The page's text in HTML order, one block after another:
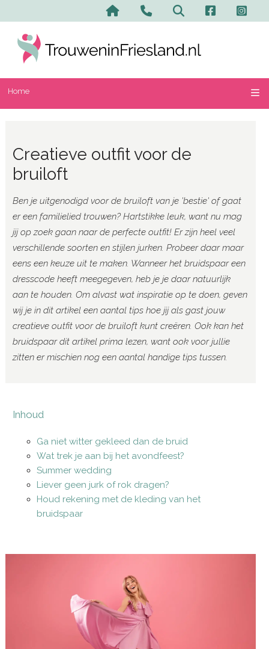
Home Contact en
Zoeken
Home
Creatieve outfit voor de
bruiloft
Ben je uitgenodigd voor de bruiloft van je 'bestie' of gaat
er een familielied trouwen? Hartstikke leuk, want nu mag
jij op zoek gaan naar de perfecte outfit! Er zijn heel veel
verschillende soorten en stijlen jurken. Probeer daar maar
eens een keuze uit te maken. Wanneer het bruidspaar een
dresscode heeft meegegeven, heb je je daar natuurlijk
aan te houden. Om alvast wat inspiratie op te doen, geven
wij je in dit artikel een aantal tips hoe jij als gast jouw
creatieve outfit voor de bruiloft kunt creëren. Ook kan het
bruidspaar dit artikel prima lezen, want ook voor jullie
zitten er mischien nog een aantal handige tips tussen.
Inhoud
Ga niet witter gekleed dan de bruid
Wat trek je aan bij het avondfeest?
Summer wedding
Liever geen jurk of rok dragen?
Houd rekening met de kleding van het
bruidspaar